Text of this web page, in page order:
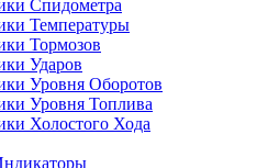
Спидометра
Температуры
Тормозов
Ударов
Уровня Оборотов
Уровня Топлива
Холостого Хода